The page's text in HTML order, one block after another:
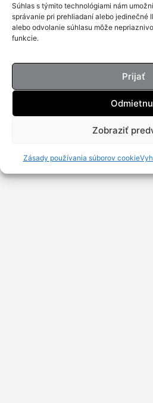
Súhlas s týmito technológiami nám
správanie pri prehliadaní alebo jedinečné
alebo odvolanie súhlasu môže
funkcie.
Prijať
Zobraziť
Zásady používania súborov cookie